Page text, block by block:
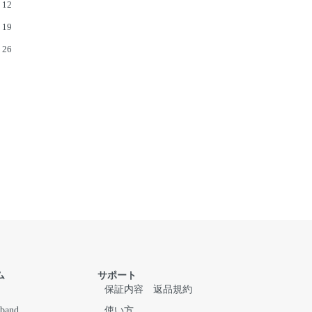
12
19
26
サポート
保証内容
返品規約